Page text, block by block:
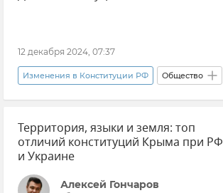
12 декабря 2024, 07:37
Изменения в Конституции РФ Общество
Россия Праздники и памятные даты
Новости Закон и право История
Конституция России
Территория, языки и земля: топ
отличий конституций Крыма при РФ
и Украине
Алексей Гончаров